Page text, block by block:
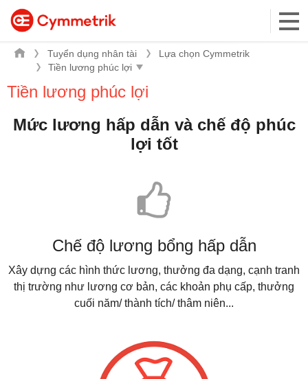
Tuyển dụng nhân tài Lựa chọn Cymmetrik
Tiền lương phúc lợi
Mức lương hấp dẫn và chế độ phúc
lợi tốt
Chế độ lương bổng hấp dẫn
Xây dựng các hình thức lương, thưởng đa dạng, cạnh tranh
thị trường như lương cơ bản, các khoản phụ cấp, thưởng
cuối năm/ thành tích/ thâm niên...